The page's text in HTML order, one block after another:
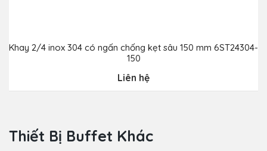
Khay 2/4 inox 304 có ngấn chống kẹt sâu 150 mm 6ST24304-
150
Liên hệ
Thiết Bị Buffet Khác